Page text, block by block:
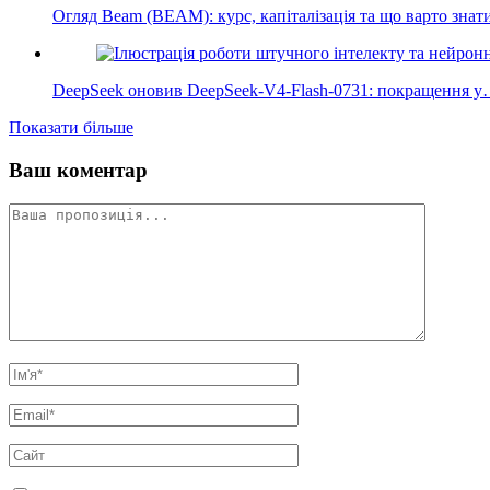
Огляд Beam (BEAM): курс, капіталізація та що варто
DeepSeek оновив DeepSeek-V4-Flash-0731: покращення
Показати більше
Ваш коментар